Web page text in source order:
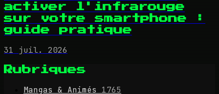
activer l'infrarouge
sur votre smartphone :
guide pratique
31 juil. 2026
Rubriques
Mangas & Animés 1765